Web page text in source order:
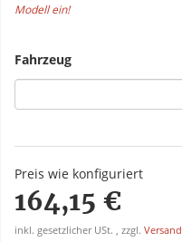
Modell ein!
Fahrzeug
Preis wie konfiguriert
164,15 €
inkl. gesetzlicher USt. , zzgl. Versand